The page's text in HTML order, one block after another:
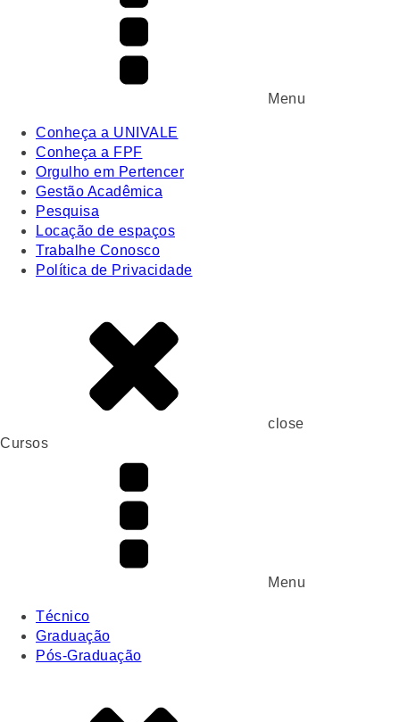
Menu
Conheça a UNIVALE
Conheça a FPF
Orgulho em Pertencer
Gestão Acadêmica
Pesquisa
Locação de espaços
Trabalhe Conosco
Política de Privacidade
close
Cursos
Menu
Técnico
Graduação
Pós-Graduação